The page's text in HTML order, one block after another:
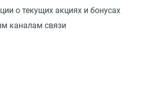
о текущих акциях и бонусах
каналам связи